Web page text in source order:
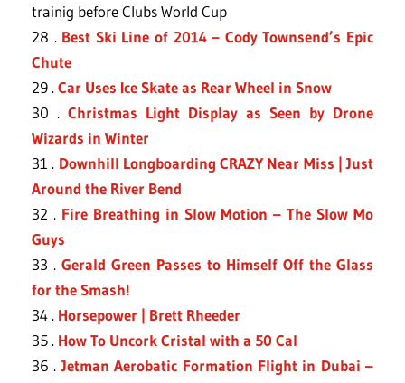
trainig before Clubs World Cup
28 . Best Ski Line of 2014 – Cody Townsend’s Epic
Chute
29 .Car Uses Ice Skate as Rear Wheel in Snow
30 . Christmas Light Display as Seen by Drone
Wizards in Winter
31 . Downhill Longboarding CRAZY Near Miss | Just
Around the River Bend
32 . Fire Breathing in Slow Motion – The Slow Mo
Guys
33 . Gerald Green Passes to Himself Off the Glass
for the Smash!
34 . Horsepower | Brett Rheeder
35 . How To Uncork Cristal with a 50 Cal
36 .Jetman Aerobatic Formation Flight in Dubai –